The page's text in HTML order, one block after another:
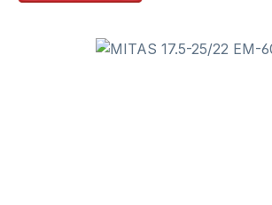
Bildergalerie überspringen